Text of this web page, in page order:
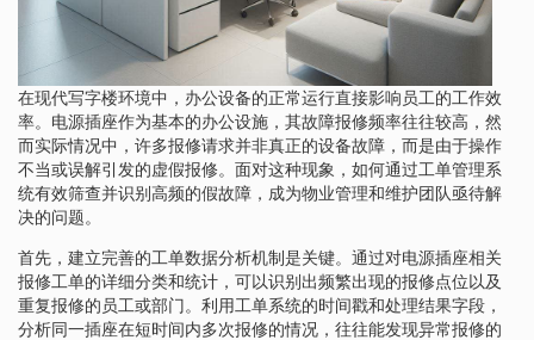
在现代写字楼环境中，办公设备的正常运行直接影响员工的工作效
率。电源插座作为基本的办公设施，其故障报修频率往往较高，然
而实际情况中，许多报修请求并非真正的设备故障，而是由于操作
不当或误解引发的虚假报修。面对这种现象，如何通过工单管理系
统有效筛查并识别高频的假故障，成为物业管理和维护团队亟待解
决的问题。
首先，建立完善的工单数据分析机制是关键。通过对电源插座相关
报修工单的详细分类和统计，可以识别出频繁出现的报修点位以及
重复报修的员工或部门。利用工单系统的时间戳和处理结果字段，
分析同一插座在短时间内多次报修的情况，往往能发现异常报修的